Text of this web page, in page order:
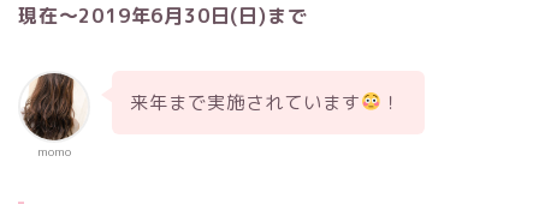
現在〜2019年6月30日(日)まで
momo
来年まで実施されています ！